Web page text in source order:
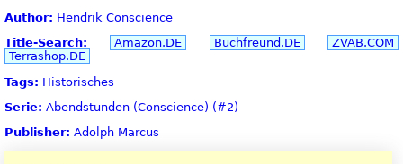
Author: Hendrik Conscience
Title-Search:
Amazon.DE Buchfreund.DE
ZVAB.COM
Terrashop.DE
Tags: Historisches
Serie: Abendstunden (Conscience) (#2)
Publisher: Adolph Marcus